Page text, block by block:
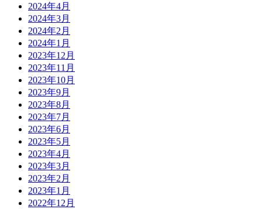
2024年4月
2024年3月
2024年2月
2024年1月
2023年12月
2023年11月
2023年10月
2023年9月
2023年8月
2023年7月
2023年6月
2023年5月
2023年4月
2023年3月
2023年2月
2023年1月
2022年12月